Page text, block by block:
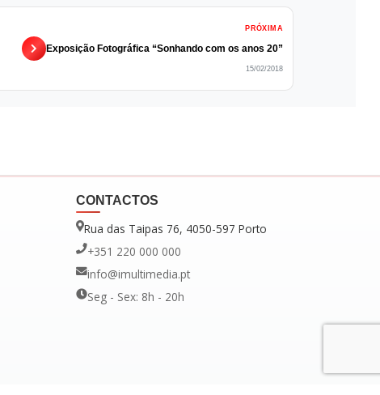
PRÓXIMA
Exposição Fotográfica “Sonhando com os anos 20”
15/02/2018
CONTACTOS
Rua das Taipas 76, 4050-597 Porto
+351 220 000 000
info@imultimedia.pt
Seg - Sex: 8h - 20h